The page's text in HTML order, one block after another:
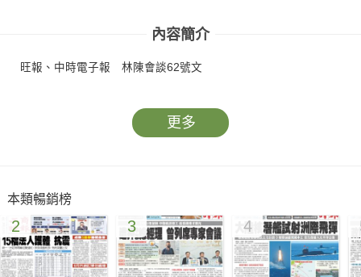
內容簡介
旺報、中時電子報 林陳會談62號文
更多
本類暢銷榜
2 3 4